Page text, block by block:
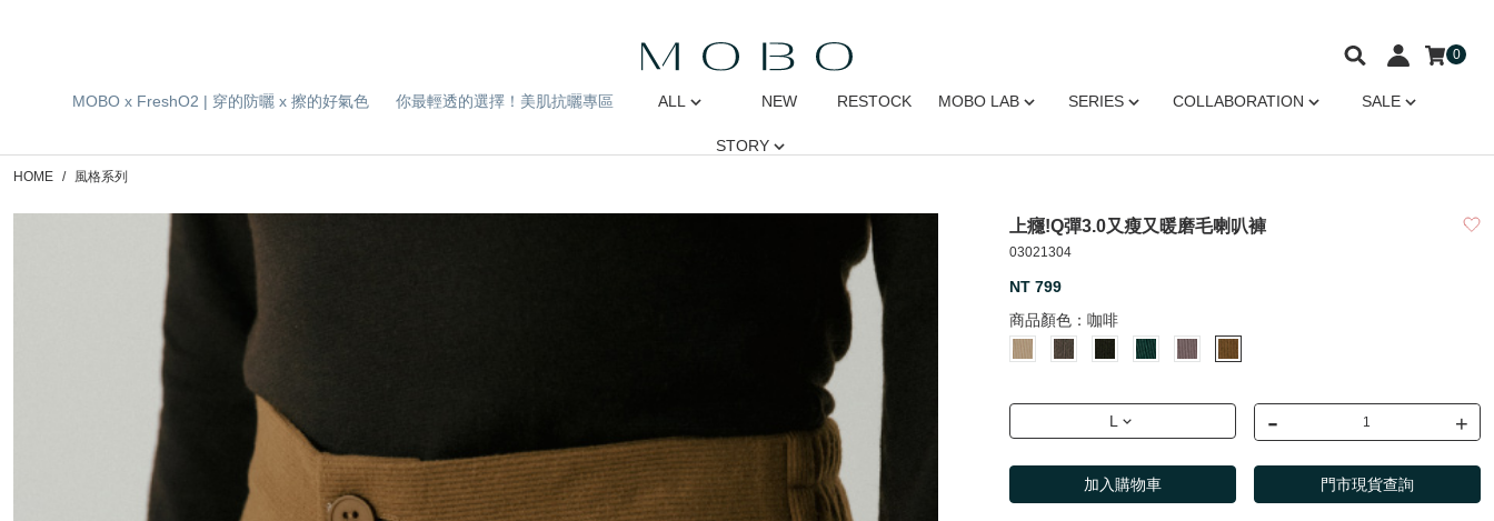
MOBO x FreshO2 | 穿的防曬 x 擦的好氣色 你最輕透的選擇！美肌抗曬專區 ALL NEW RESTOCK MOBO LAB SERIES COLLABORATION SALE
STORY
0
HOME 風格系列
上癮!Q彈3.0又瘦又暖磨毛喇叭褲
03021304
NT 799
商品顏色： 咖啡
L - +
加入購物車 門市現貨查詢